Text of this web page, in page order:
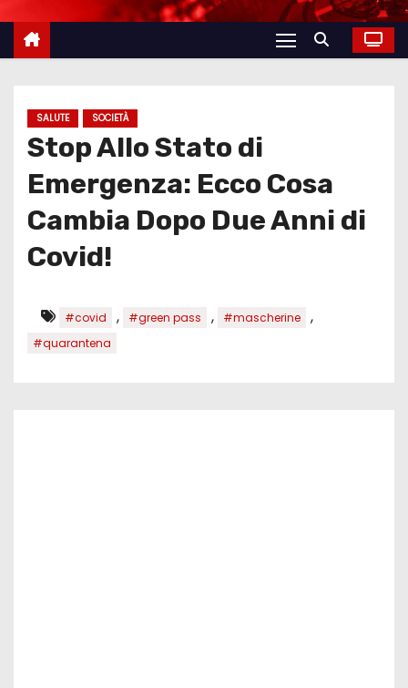
SALUTE SOCIETÀ
Stop Allo Stato di
Emergenza: Ecco Cosa
Cambia Dopo Due Anni di
Covid!
#covid , #green pass , #mascherine ,
#quarantena